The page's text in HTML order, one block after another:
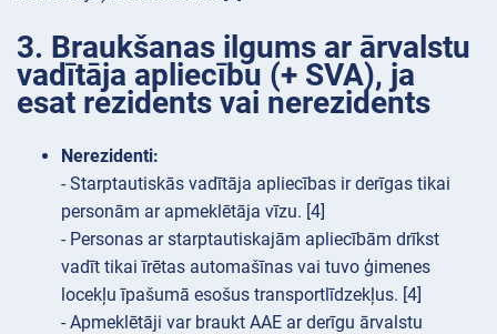
3. Braukšanas ilgums ar ārvalstu
vadītāja apliecību (+ SVA), ja
esat rezidents vai nerezidents
Nerezidenti:
- Starptautiskās vadītāja apliecības ir derīgas tikai
personām ar apmeklētāja vīzu. [4]
- Personas ar starptautiskajām apliecībām drīkst
vadīt tikai īrētas automašīnas vai tuvo ģimenes
locekļu īpašumā esošus transportlīdzekļus. [4]
- Apmeklētāji var braukt AAE ar derīgu ārvalstu